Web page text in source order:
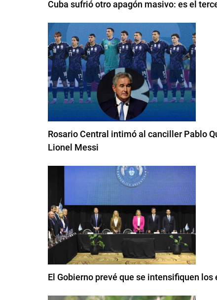
Cuba sufrió otro apagón masivo: es el
Rosario Central intimó al canciller Pablo
Lionel Messi
El Gobierno prevé que se intensifiquen